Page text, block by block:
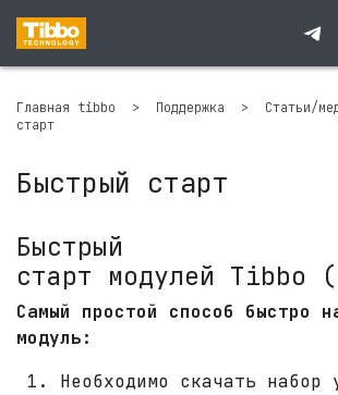
Главная tibbo > Поддержка > Статьи/
старт
Быстрый старт
Быстрый
старт модулей Tibbo
Самый простой способ быстро
модуль:
Необходимо скачать набор